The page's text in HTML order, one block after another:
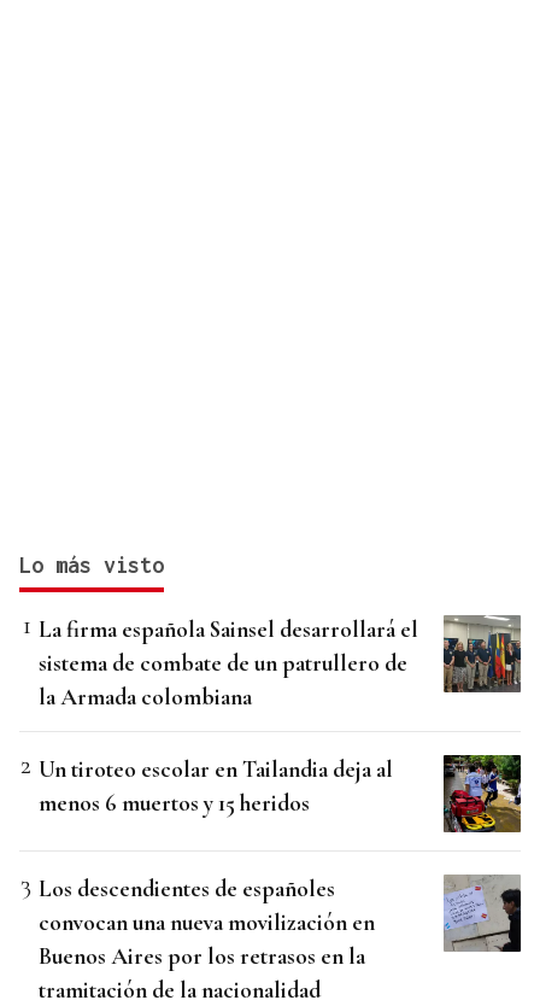
Lo más visto
La firma española Sainsel desarrollará el
sistema de combate de un patrullero de
la Armada colombiana
Un tiroteo escolar en Tailandia deja al
menos 6 muertos y 15 heridos
Los descendientes de españoles
convocan una nueva movilización en
Buenos Aires por los retrasos en la
tramitación de la nacionalidad